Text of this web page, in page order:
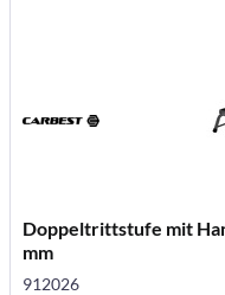
Doppeltrittstufe mit
mm
912026